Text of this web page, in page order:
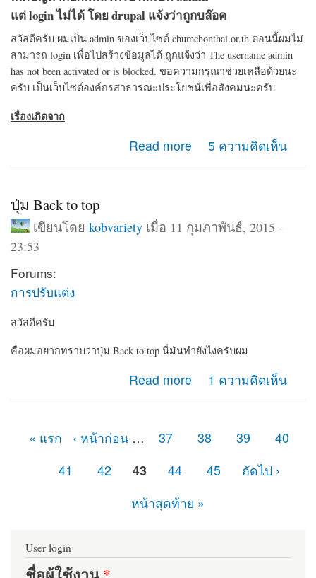
แต่ login ไม่ได้ โดย drupal แจ้งว่าถูกบล๊อค
สวัสดีครับ ผมเป็น admin ของเว็บไซด์ chumchonthai.or.th ตอนนี้ผมไม่
สามารถ login เพื่อไปสร้างข้อมูลได้ ถูกแจ้งว่า The username admin
has not been activated or is blocked. ขอความกรุณาช่วยเหลือด้วยนะ
ครับ เป็นเว็บไซด์องค์กรสาธารณะประโยชน์เพื่อสังคมนะครับ
เรื่องเกิดจาก
Read more
about ขอความช่วยเหลือจาก admin drupal ครับ
5 ความคิดเห็น
ปุ่ม Back to top
เขียนโดย kobvarietyเมื่อ 11 กุมภาพันธ์, 2015 -
23:53
Forums:
การปรับแต่ง
สวัสดีครับ
คือผมอยากทราบว่าปุ่ม Back to top นี่มันทำยังไงครับผม
Read more 1 ความคิดเห็น
« แรก ‹ หน้าก่อน … 37 38 39
40
41
42 43 44 45
ถัดไป ›
หน้าสุดท้าย »
User login